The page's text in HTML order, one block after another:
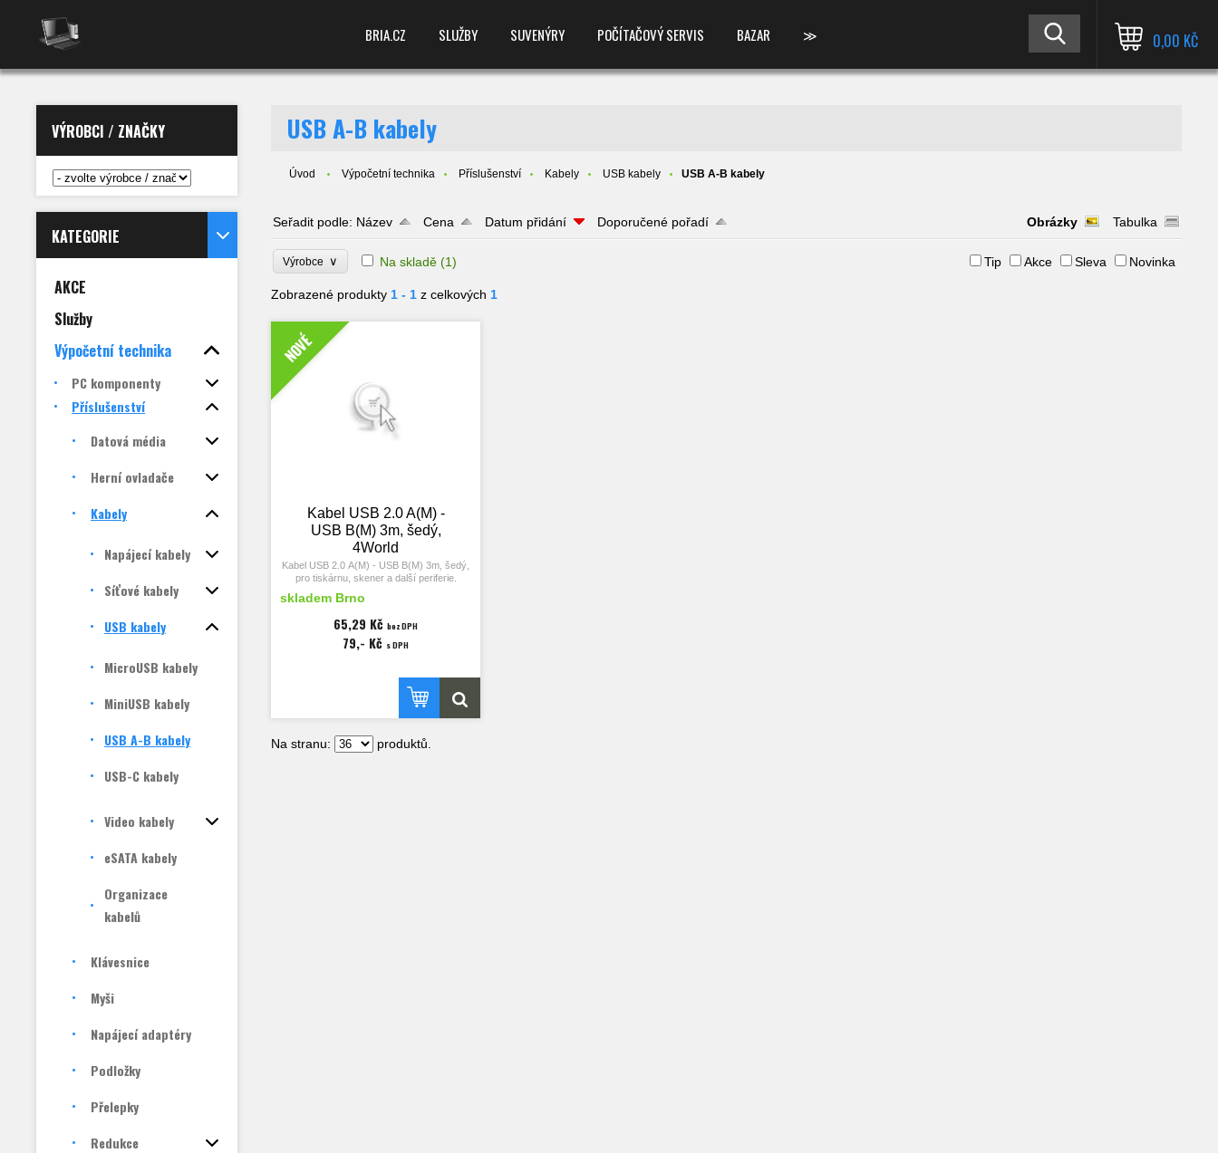
BRIA.CZ SLUŽBY SUVENÝRY POČÍTAČOVÝ SERVIS BAZAR ≫ 0,00 KČ
VÝROBCI / ZNAČKY
KATEGORIE
AKCE
Služby
Výpočetní technika
PC komponenty
Příslušenství
Datová média
Herní ovladače
Kabely
Napájecí kabely
Síťové kabely
USB kabely
MicroUSB kabely
MiniUSB kabely
USB A-B kabely
USB-C kabely
Video kabely
eSATA kabely
Organizace
kabelů
Klávesnice
Myši
Napájecí adaptéry
Podložky
Přelepky
Redukce
USB A-B kabely
Úvod Výpočetní technika Příslušenství Kabely USB kabely USB A-B kabely
Seřadit podle: Název Cena Datum přidání Doporučené pořadí Obrázky Tabulka
Výrobce ∨ Na skladě (1) Tip Akce Sleva Novinka
Zobrazené produkty 1 - 1 z celkových 1
NOVÉ
Kabel USB 2.0 A(M) -
USB B(M) 3m, šedý,
4World
Kabel USB 2.0 A(M) - USB B(M) 3m, šedý,
pro tiskárnu, skener a další periferie.
skladem Brno
65,29 Kčbez DPH
79,- Kč s DPH
Na stranu: produktů.